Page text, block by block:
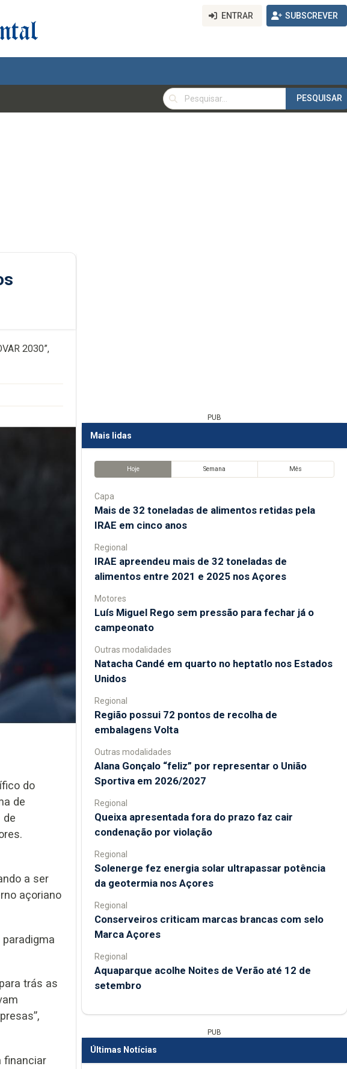
ENTRAR SUBSCREVER
PESQUISAR
PESQUISAR
2030”,
do
de
de
a ser
açoriano
paradigma
trás as
financiar
PUB
Mais lidas
Hoje Semana Mês
Capa
Mais de 32 toneladas de alimentos retidas pela
IRAE em cinco anos
Regional
IRAE apreendeu mais de 32 toneladas de
alimentos entre 2021 e 2025 nos Açores
Motores
Luís Miguel Rego sem pressão para fechar já o
campeonato
Outras modalidades
Natacha Candé em quarto no heptatlo nos Estados
Unidos
Regional
Região possui 72 pontos de recolha de
embalagens Volta
Outras modalidades
Alana Gonçalo “feliz” por representar o União
Sportiva em 2026/2027
Regional
Queixa apresentada fora do prazo faz cair
condenação por violação
Regional
Solenerge fez energia solar ultrapassar potência
da geotermia nos Açores
Regional
Conserveiros criticam marcas brancas com selo
Marca Açores
Regional
Aquaparque acolhe Noites de Verão até 12 de
setembro
PUB
Últimas Notícias